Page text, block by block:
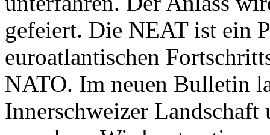
gefeiert. Die NEAT ist ein
euroatlantischen
NATO. Im neuen Bulletin
Innerschweizer